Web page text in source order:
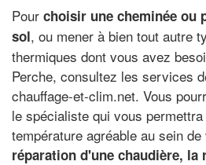
Pour choisir une cheminée ou
sol, ou mener à bien tout autre
thermiques dont vous avez
Perche, consultez les services
chauffage-et-clim.net. Vous
le spécialiste qui vous
température agréable au sein
réparation d'une chaudière, la